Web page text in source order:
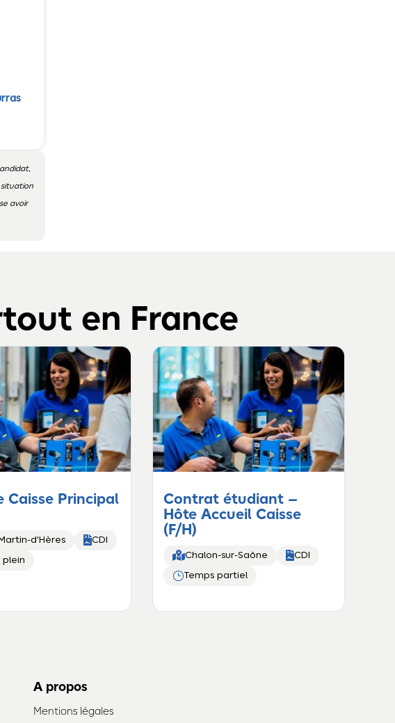
situation
avoir
en France
Caisse Principal
d'Hères CDI
plein
Contrat étudiant –
Hôte Accueil Caisse
(F/H)
Chalon-sur-Saône CDI
}Temps partiel
A propos
Mentions légales